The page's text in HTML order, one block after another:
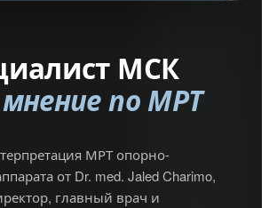
МСК
по МРТ
МРТ опорно-
от Dr. med. Jaled Charimo,
главный врач и